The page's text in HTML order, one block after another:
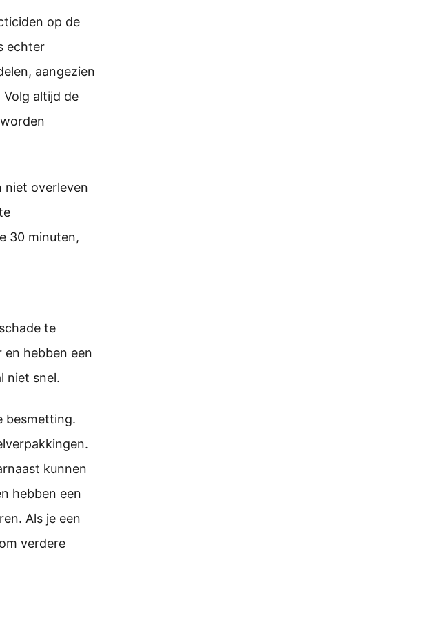
op de
echter
aangezien
altijd de
niet overleven
30 minuten,
te
hebben een
niet snel.
besmetting.
kunnen
hebben een
Als je een
verdere